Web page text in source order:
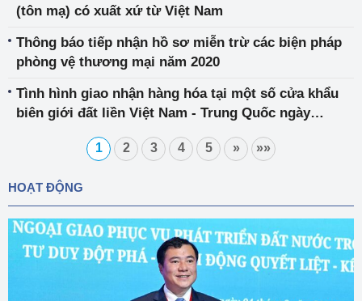
(tôn mạ) có xuất xứ từ Việt Nam
Thông báo tiếp nhận hồ sơ miễn trừ các biện pháp
phòng vệ thương mại năm 2020
Tình hình giao nhận hàng hóa tại một số cửa khẩu
biên giới đất liền Việt Nam - Trung Quốc ngày
1 2 3 4 5 » »»
HOẠT ĐỘNG